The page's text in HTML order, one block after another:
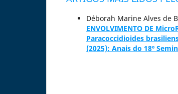
Déborah Marine Alves de
ENVOLVIMENTO DE
Paracoccidioides
(2025): Anais do 18º